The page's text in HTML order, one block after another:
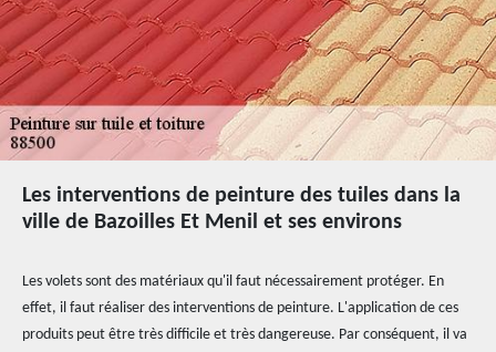
Les interventions de peinture des tuiles dans la
ville de Bazoilles Et Menil et ses environs
Les volets sont des matériaux qu'il faut nécessairement protéger. En
effet, il faut réaliser des interventions de peinture. L'application de ces
produits peut être très difficile et très dangereuse. Par conséquent, il va